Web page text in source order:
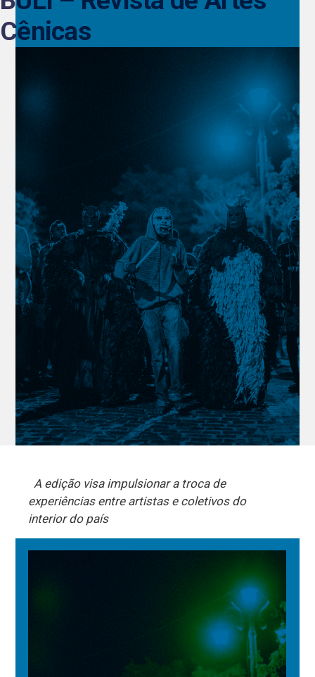
Cênicas
A edição visa impulsionar a troca de
experiências entre artistas e coletivos do
interior do país